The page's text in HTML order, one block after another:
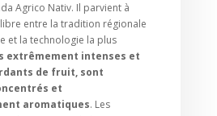
Agrico Nativ. Il parvient à
entre la tradition régionale
et la technologie la plus
extrêmement intenses et
de fruit, sont
et
aromatiques. Les